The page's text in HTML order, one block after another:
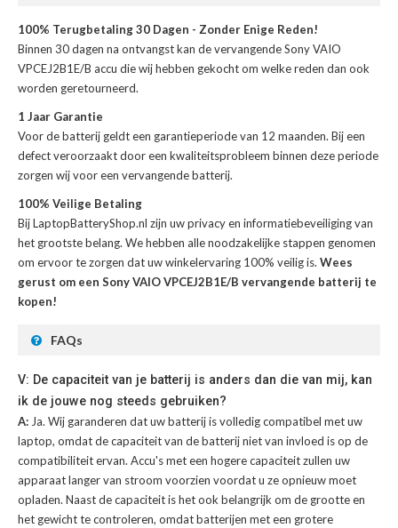
100% Terugbetaling 30 Dagen - Zonder Enige Reden!
Binnen 30 dagen na ontvangst kan devervangende Sony VAIO
VPCEJ2B1E/B accu die wij hebben gekocht om welke reden dan ook
worden geretourneerd.
1 Jaar Garantie
Voor debatterij geldt een garantieperiode van 12 maanden. Bij een
defect veroorzaakt door een kwaliteitsprobleem binnen deze periode
zorgen wij voor een vervangende batterij.
100% Veilige Betaling
Bij LaptopBatteryShop.nl zijn uw privacy en informatiebeveiliging van
het grootste belang. We hebben alle noodzakelijke stappen genomen
om ervoor te zorgen dat uw winkelervaring 100% veilig is. Wees
gerust om een Sony VAIO VPCEJ2B1E/B vervangende batterij te
kopen!
FAQs
V: De capaciteit van je batterij is anders dan die van mij, kan
ik de jouwe nog steeds gebruiken?
A: Ja. Wij garanderen dat uw batterij is volledig compatibel met uw
laptop, omdat de capaciteit van de batterij niet van invloed is op de
compatibiliteit ervan. Accu's met een hogere capaciteit zullen uw
apparaat langer van stroom voorzien voordat u ze opnieuw moet
opladen. Naast de capaciteit is het ook belangrijk om de grootte en
het gewicht te controleren, omdat batterijen met een grotere